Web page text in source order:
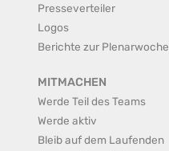
Presseverteiler
Logos
Berichte zur Plenarwoche
MITMACHEN
Werde Teil des Teams
Werde aktiv
Bleib auf dem Laufenden